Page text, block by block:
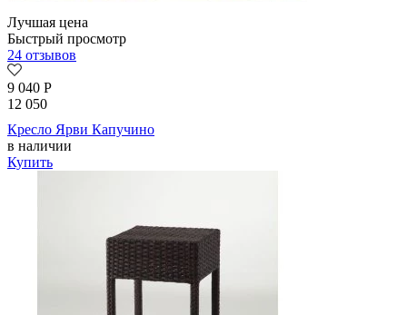
Лучшая цена
Быстрый просмотр
24 отзывов
9 040 Р
12 050
Кресло Ярви Капучино
в наличии
Купить